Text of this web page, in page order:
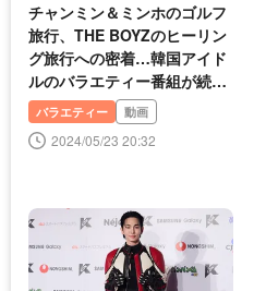
チャンミン＆ミンホのゴルフ
旅行、THE BOYZのヒーリン
グ旅行への密着…韓国アイド
ルのバラエティー番組が続々
放送
バラエティー 動画
2024/05/23 20:32